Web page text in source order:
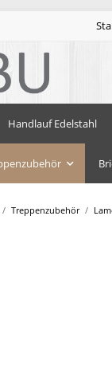
Handlauf Edelstahl
Treppenzubehör